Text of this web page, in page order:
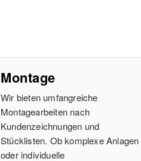
Montage
Wir bieten umfangreiche
Montagearbeiten nach
Kundenzeichnungen und
Stücklisten. Ob komplexe Anlagen
oder individuelle